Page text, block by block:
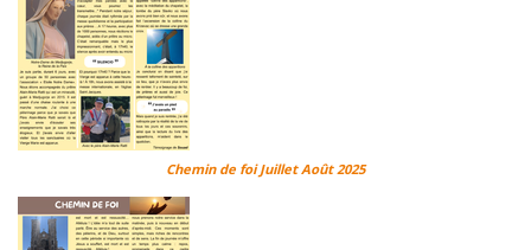
Chemin de foi Juillet Août 2025